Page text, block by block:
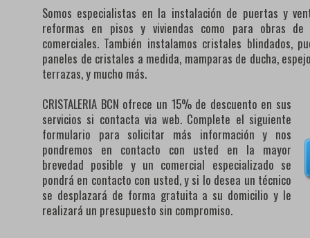
Somos especialistas en la instalación de puertas y
reformas en pisos y viviendas como para obras
comerciales. También instalamos cristales blindados,
paneles de cristales a medida, mamparas de ducha,
terrazas, y mucho más.
CRISTALERIA BCN ofrece un 15% de descuento en sus
servicios si contacta via web. Complete el siguiente
formulario para solicitar más información y nos
pondremos en contacto con usted en la mayor
brevedad posible y un comercial especializado se
pondrá en contacto con usted, y si lo desea un técnico
se desplazará de forma gratuita a su domicilio y le
realizará un presupuesto sin compromiso.